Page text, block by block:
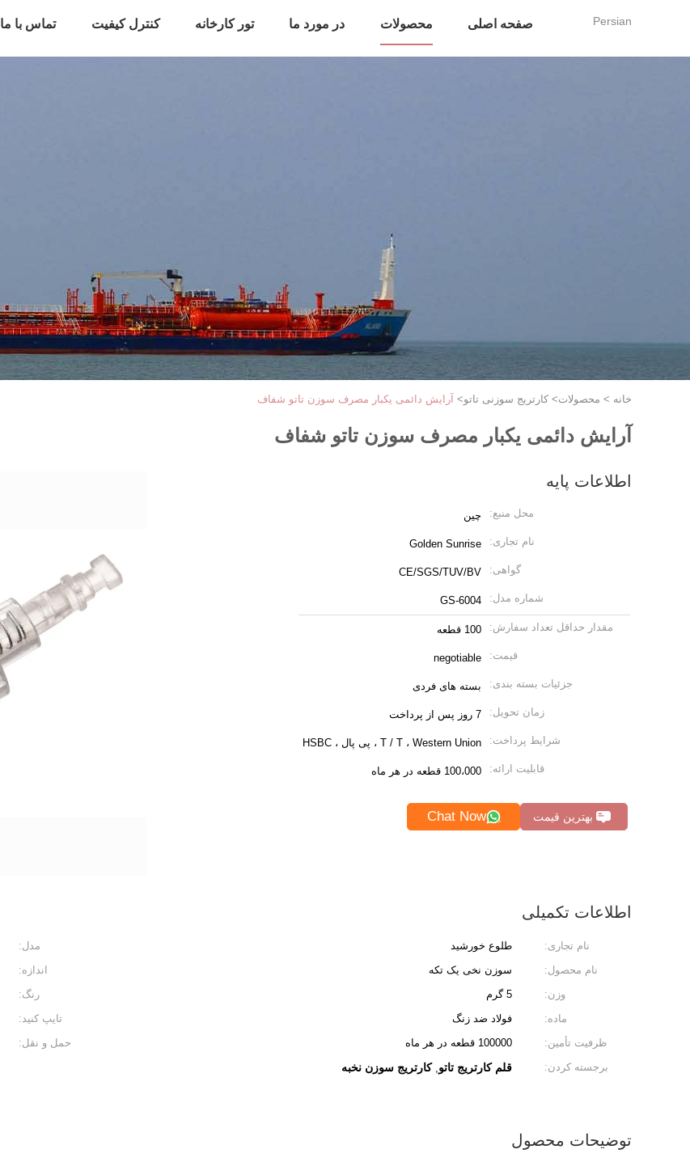
Persian صفحه اصلی محصولات در مورد ما تور کارخانه کنترل کیفیت تماس با ما
خانه > محصولات> کارتریج سوزنی تاتو> آرایش دائمی یکبار مصرف سوزن تاتو شفاف
آرایش دائمی یکبار مصرف سوزن تاتو شفاف
اطلاعات پایه
محل منبع: چين
نام تجاری: Golden Sunrise
گواهی: CE/SGS/TUV/BV
شماره مدل: GS-6004
مقدار حداقل تعداد سفارش: 100 قطعه
قیمت: negotiable
جزئیات بسته بندی: بسته های فردی
زمان تحویل: 7 روز پس از پرداخت
شرایط پرداخت: T / T ، Western Union ، پی پال ، HSBC
قابلیت ارائه: 100،000 قطعه در هر ماه
بهترین قیمت Chat Now
اطلاعات تکمیلی
نام تجاری: طلوع خورشید مدل:
نام محصول:
سوزن نخی یک تکه اندازه:
وزن:
5 گرم رنگ:
ماده:
فولاد ضد زنگ تایپ کنید:
ظرفیت تأمین:
100000 قطعه در هر ماه حمل و نقل:
برجسته کردن:
قلم کارتریج تاتو,کارتریج سوزن نخبه
توضیحات محصول